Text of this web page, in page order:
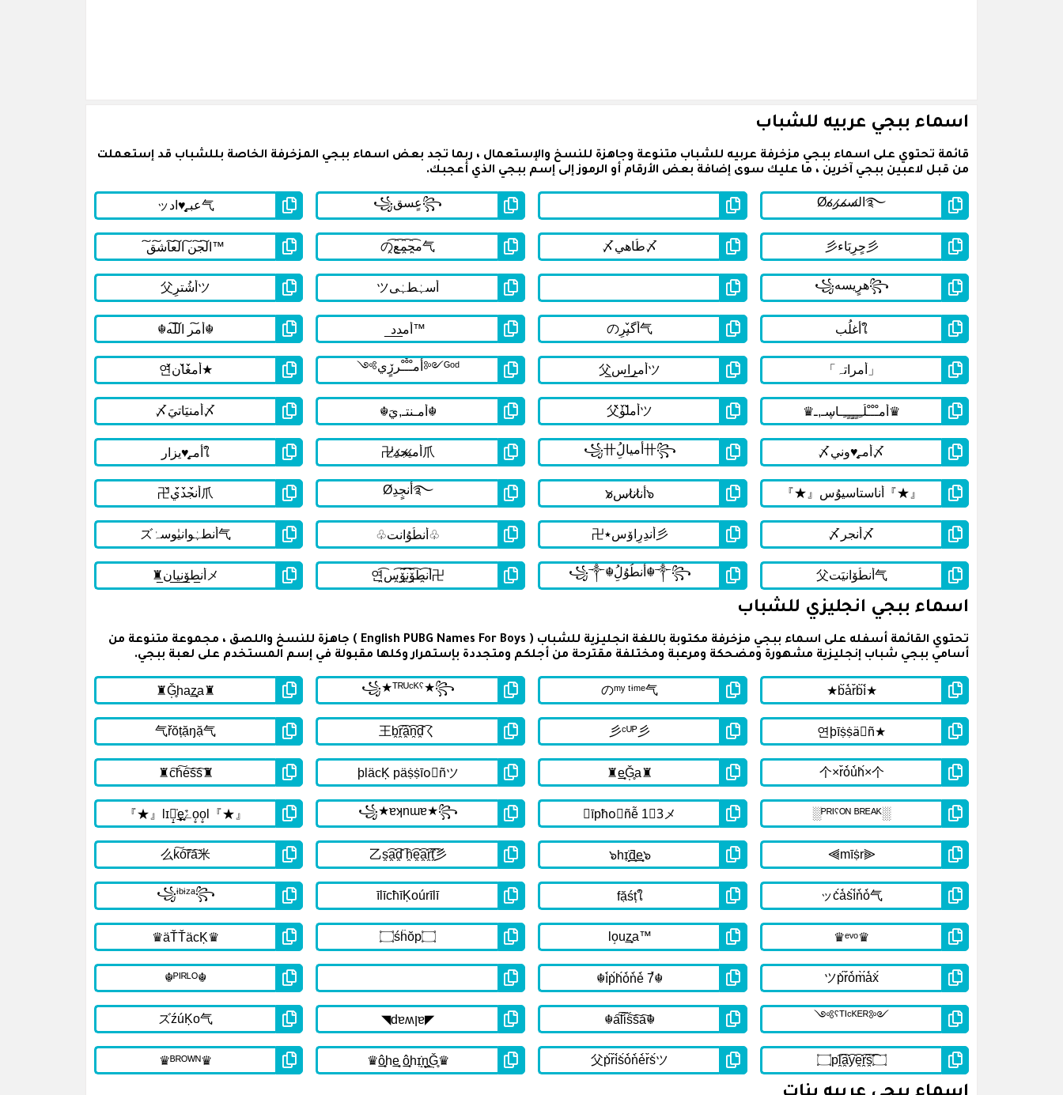
اسماء ببجي عربيه للشباب
قائمة تحتوي على اسماء ببجي مزخرفة عربيه للشباب متنوعة وجاهزة للنسخ والإستعمال ، ربما تجد بعض اسماء ببجي المزخرفة الخاصة بللشباب قد إستعملت
من قبل لاعبين ببجي آخرين ، ما عليك سوى إضافة بعض الأرقام أو الرموز إلى إسم ببجي الذي أعجبك.
اسماء ببجي انجليزي للشباب
تحتوي القائمة أسفله على اسماء ببجي مزخرفة مكتوبة باللغة انجليزية للشباب ( English PUBG Names For Boys ) جاهزة للنسخ واللصق ، مجموعة متنوعة من
أسامي ببجي شباب إنجليزية مشهورة ومضحكة ومرعبة ومختلفة مقترحة من أجلكم ومتجددة بإستمرار وكلها مقبولة في إسم المستخدم على لعبة ببجي.